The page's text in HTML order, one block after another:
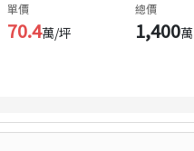
單價
70.4萬/坪
總價
1,400萬